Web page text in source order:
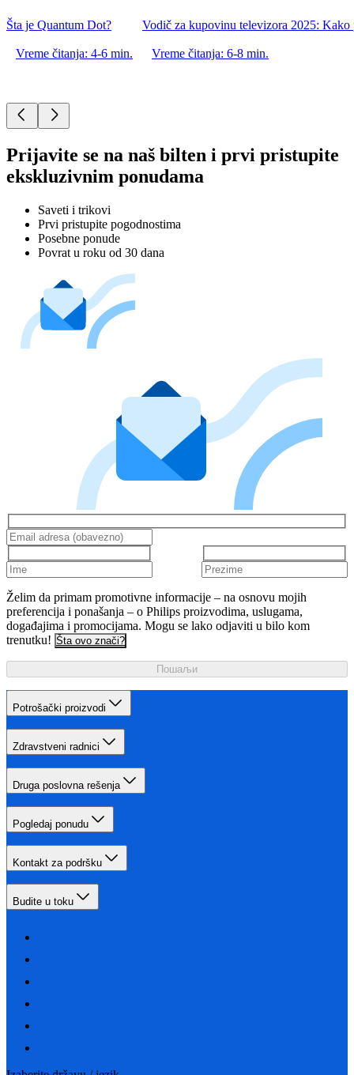
Šta je Quantum Dot?
Vreme čitanja: 4-6 min.
Vodič za kupovinu televizora 2025: Kako
Vreme čitanja: 6-8 min.
Prijavite se na naš bilten i prvi pristupite
ekskluzivnim ponudama
Saveti i trikovi
Prvi pristupite pogodnostima
Posebne ponude
Povrat u roku od 30 dana
Želim da primam promotivne informacije – na osnovu mojih
preferencija i ponašanja – o Philips proizvodima, uslugama,
događajima i promocijama. Mogu se lako odjaviti u bilo kom
trenutku! Šta ovo znači?
Пошаљи
Potrošački proizvodi
Zdravstveni radnici
Druga poslovna rešenja
Pogledaj ponudu
Kontakt za podršku
Budite u toku